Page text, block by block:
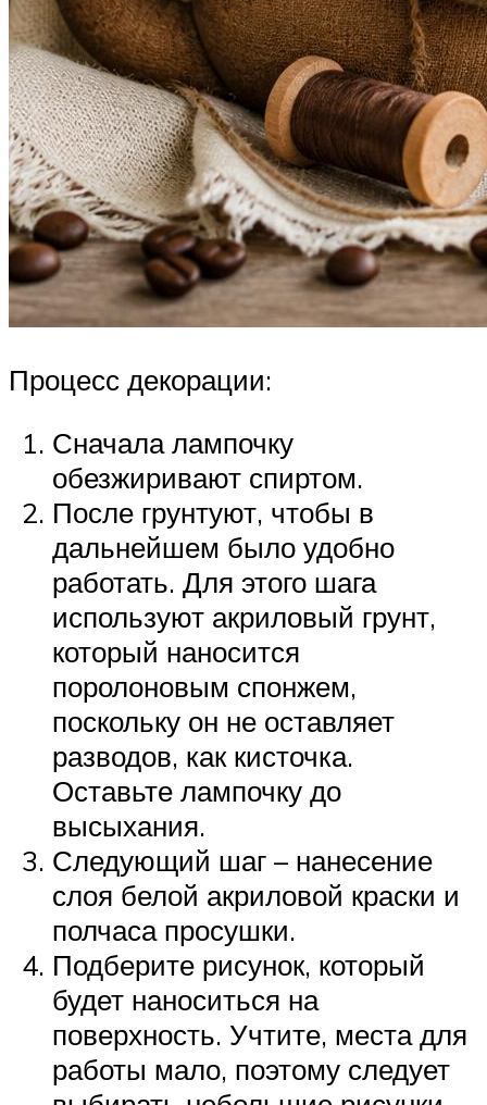
Процесс декорации:
Сначала лампочку
обезжиривают спиртом.
После грунтуют, чтобы в
дальнейшем было удобно
работать. Для этого шага
используют акриловый грунт,
который наносится
поролоновым спонжем,
поскольку он не оставляет
разводов, как кисточка.
Оставьте лампочку до
высыхания.
Следующий шаг – нанесение
слоя белой акриловой краски и
полчаса просушки.
Подберите рисунок, который
будет наноситься на
поверхность. Учтите, места для
работы мало, поэтому следует